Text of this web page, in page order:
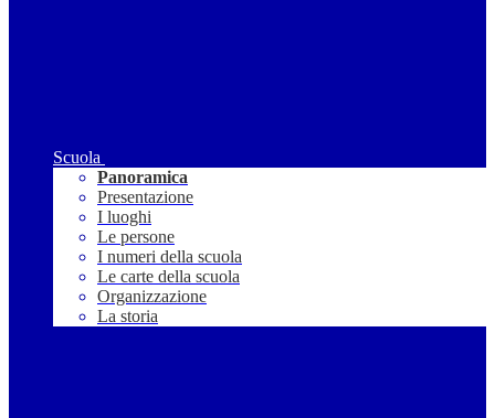
Scuola
Panoramica
Presentazione
I luoghi
Le persone
I numeri della scuola
Le carte della scuola
Organizzazione
La storia